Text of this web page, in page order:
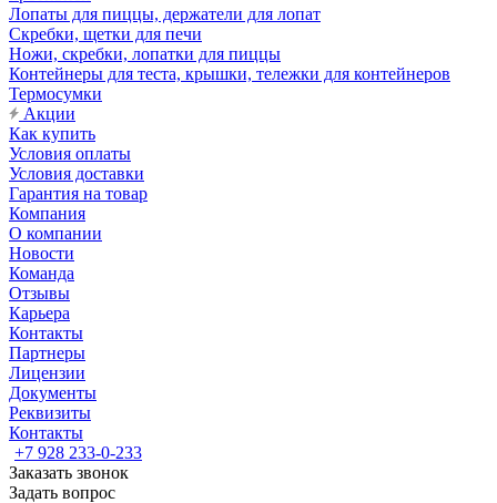
Лопаты для пиццы, держатели для лопат
Скребки, щетки для печи
Ножи, скребки, лопатки для пиццы
Контейнеры для теста, крышки, тележки для контейнеров
Термосумки
Акции
Как купить
Условия оплаты
Условия доставки
Гарантия на товар
Компания
О компании
Новости
Команда
Отзывы
Карьера
Контакты
Партнеры
Лицензии
Документы
Реквизиты
Контакты
+7 928 233-0-233
Заказать звонок
Задать вопрос